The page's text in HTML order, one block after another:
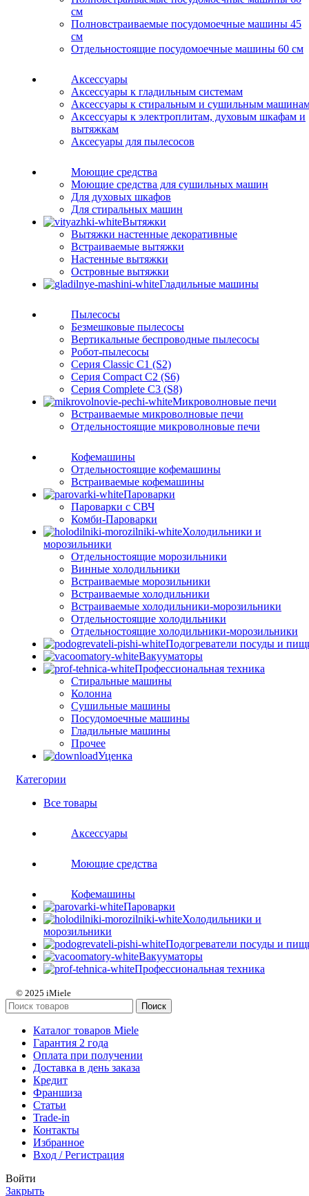
см
Полновстраиваемые посудомоечные машины 45
см
Отдельностоящие посудомоечные машины 60 см
Аксессуары
Аксессуары к гладильным системам
Аксессуары к стиральным и сушильным
Аксессуары к электроплитам, духовым шкафам и
вытяжкам
Аксесуары для пылесосов
Моющие средства
Моющие средства для сушильных машин
Для духовых шкафов
Для стиральных машин
Вытяжки
Вытяжки настенные декоративные
Встраиваемые вытяжки
Настенные вытяжки
Островные вытяжки
Гладильные машины
Пылесосы
Безмешковые пылесосы
Вертикальные беспроводные пылесосы
Робот-пылесосы
Серия Classic C1 (S2)
Серия Compact C2 (S6)
Серия Complete C3 (S8)
Микроволновые печи
Встраиваемые микроволновые печи
Отдельностоящие микроволновые печи
Кофемашины
Отдельностоящие кофемашины
Встраиваемые кофемашины
Пароварки
Пароварки с СВЧ
Комби-Пароварки
Холодильники и
морозильники
Отдельностоящие морозильники
Винные холодильники
Встраиваемые морозильники
Встраиваемые холодильники
Встраиваемые холодильники-морозильники
Отдельностоящие холодильники
Отдельностоящие холодильники-морозильники
Подогреватели посуды и
Вакууматоры
Профессиональная техника
Стиральные машины
Колонна
Сушильные машины
Посудомоечные машины
Гладильные машины
Прочее
Уценка
Категории
Все товары
Аксессуары
Моющие средства
Кофемашины
Пароварки
Холодильники и
морозильники
Подогреватели посуды и
Вакууматоры
Профессиональная техника
© 2025 iMiele
Поиск
Каталог товаров Miele
Гарантия 2 года
Оплата при получении
Доставка в день заказа
Кредит
Франшиза
Статьи
Trade-in
Контакты
Избранное
Вход / Регистрация
Войти
Закрыть